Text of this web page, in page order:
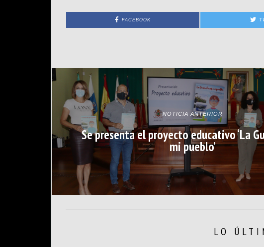
FACEBOOK
NOTICIA ANTERIOR
Se presenta el proyecto educativo ‘La
mi pueblo’
LO